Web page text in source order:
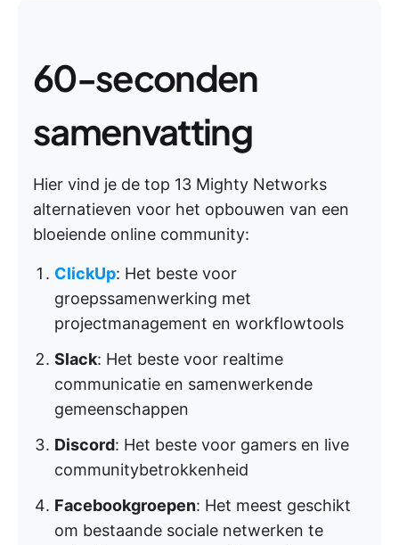
60-seconden
samenvatting
Hier vind je de top 13 Mighty Networks
alternatieven voor het opbouwen van een
bloeiende online community:
ClickUp: Het beste voor
groepssamenwerking met
projectmanagement en workflowtools
Slack: Het beste voor realtime
communicatie en samenwerkende
gemeenschappen
Discord: Het beste voor gamers en live
communitybetrokkenheid
Facebookgroepen: Het meest geschikt
om bestaande sociale netwerken te